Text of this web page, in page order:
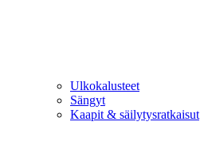
Ulkokalusteet
Sängyt
Kaapit & säilytysratkaisut